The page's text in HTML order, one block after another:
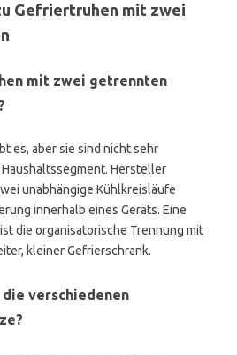
Gefriertruhen mit zwei
mit zwei getrennten
es, aber sie sind nicht sehr
Hersteller
unabhängige Kühlkreisläufe
innerhalb eines Geräts. Eine
die organisatorische Trennung mit
kleiner Gefrierschrank.
verschiedenen